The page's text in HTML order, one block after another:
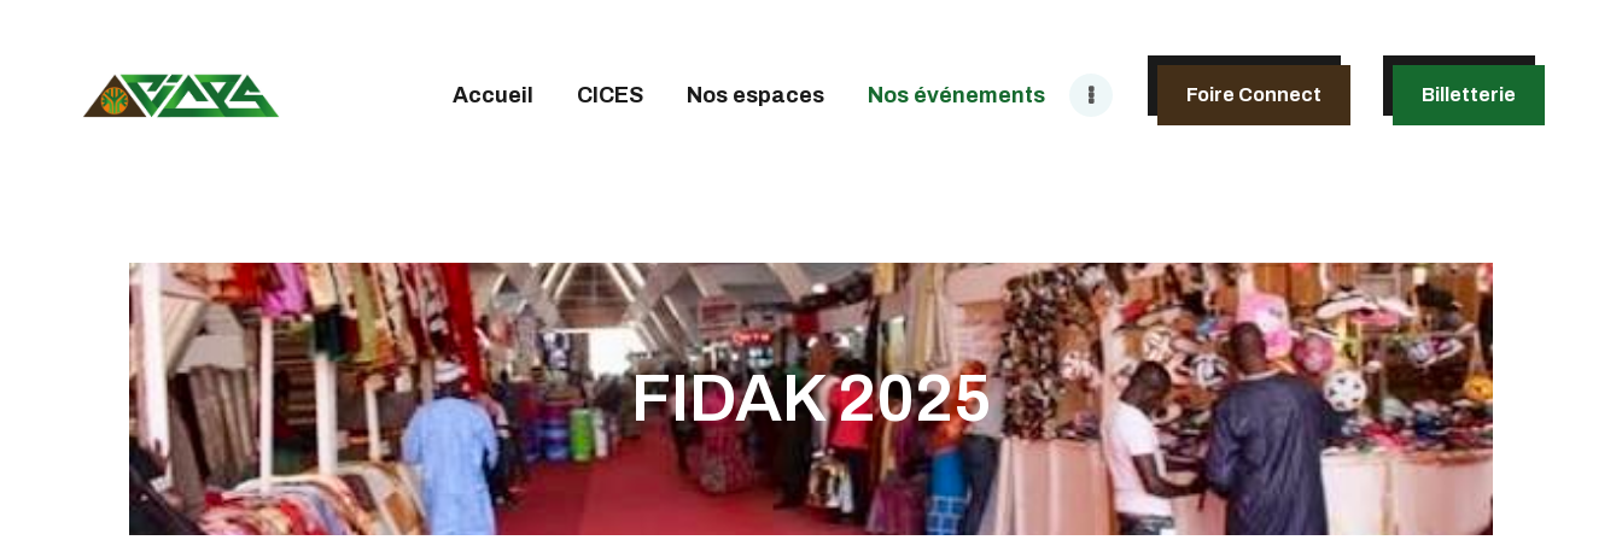
Accueil CICES Nos espaces Nos événements Foire Connect Billetterie
ACTUALITÉ
CONTACT
FIDAK 2025